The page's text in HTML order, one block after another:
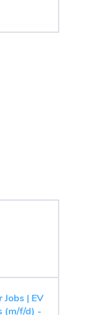
Jobs | EV
(m/f/d) -